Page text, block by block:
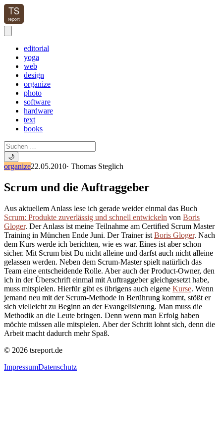
editorial
yoga
web
design
organize
photo
software
hardware
text
books
🌙
organize22.05.2010· Thomas Steglich
Scrum und die Auftraggeber
Aus aktuellem Anlass lese ich gerade weider einmal das Buch
Scrum: Produkte zuverlässig und schnell entwickeln von Boris
Gloger. Der Anlass ist meine Teilnahme am Certified Scrum Master
Training in München Ende Juni. Der Trainer ist Boris Gloger. Nach
dem Kurs werde ich berichten, wie es war. Eines ist aber schon
sicher. Mit Scrum bist Du nicht alleine und darfst auch nicht alleine
gelassen werden. Neben dem Scrum-Master spielt natürlich das
Team eine entscheidende Rolle. Aber auch der Product-Owner, den
ich in der Überschrift einmal mit Auftraggeber gleichgesetzt habe,
muss mitspielen. Hierfür gibt es übrigens auch eigene Kurse. Wenn
jemand neu mit der Scrum-Methode in Berührung kommt, stößt er
sich vielleicht zu Beginn an der Evangelisierung. Man muss die
Methodik an die Leute bringen. Denn wenn man Erfolg haben
möchte müssen alle mitspielen. Aber der Schritt lohnt sich, denn die
Arbeit macht dadurch mehr Spaß.
© 2026 tsreport.de
ImpressumDatenschutz